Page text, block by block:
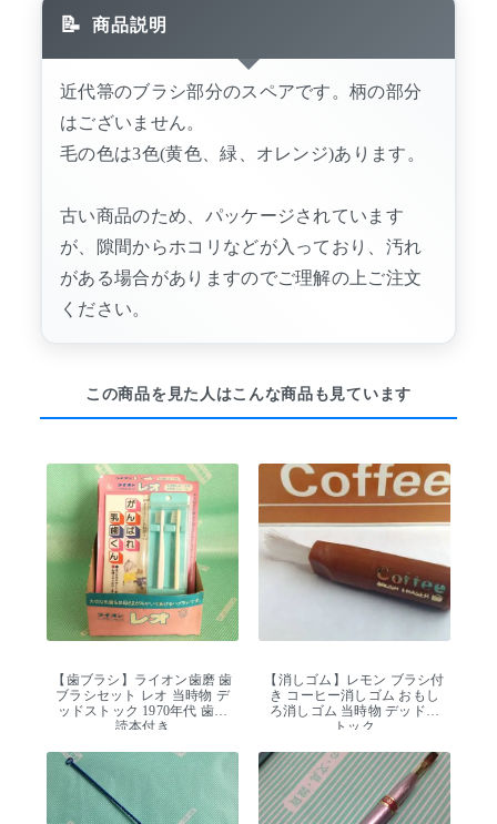
商品説明
近代箒のブラシ部分のスペアです。柄の部分
はございません。
毛の色は3色(黄色、緑、オレンジ)あります。
古い商品のため、パッケージされています
が、隙間からホコリなどが入っており、汚れ
がある場合がありますのでご理解の上ご注文
ください。
この商品を見た人はこんな商品も見ています
【歯ブラシ】ライオン歯磨 歯
ブラシセット レオ 当時物 デ
ッドストック 1970年代 歯科
読本付き
【消しゴム】レモン ブラシ付
き コーヒー消しゴム おもし
ろ消しゴム 当時物 デッドス
トック